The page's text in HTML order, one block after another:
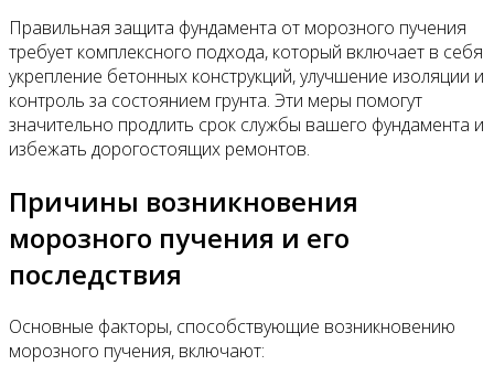
Правильная защита фундамента от морозного пучения
требует комплексного подхода, который включает в себя
укрепление бетонных конструкций, улучшение изоляции и
контроль за состоянием грунта. Эти меры помогут
значительно продлить срок службы вашего фундамента и
избежать дорогостоящих ремонтов.
Причины возникновения
морозного пучения и его
последствия
Основные факторы, способствующие возникновению
морозного пучения, включают: